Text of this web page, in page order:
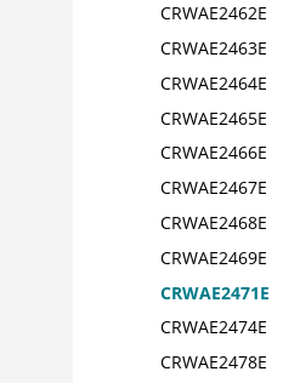
CRWAE2462E
CRWAE2463E
CRWAE2464E
CRWAE2465E
CRWAE2466E
CRWAE2467E
CRWAE2468E
CRWAE2469E
CRWAE2471E
CRWAE2474E
CRWAE2478E